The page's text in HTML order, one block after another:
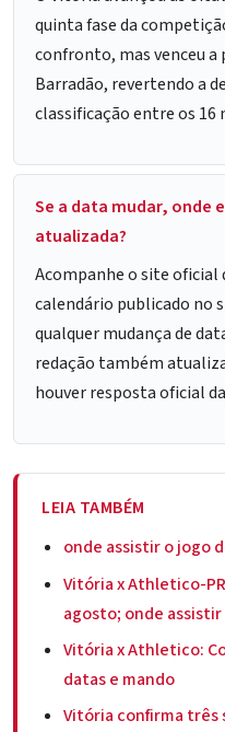
quinta fase da
confronto, mas venceu a
Barradão, revertendo a
classificação entre os 16
Se a data mudar, onde
atualizada?
Acompanhe o site oficial
calendário publicado no
qualquer mudança de
redação também
houver resposta oficial
LEIA TAMBÉM
onde assistir o jogo
Vitória x Athletico-
agosto; onde assistir
Vitória x Athletico:
datas e mando
Vitória confirma três